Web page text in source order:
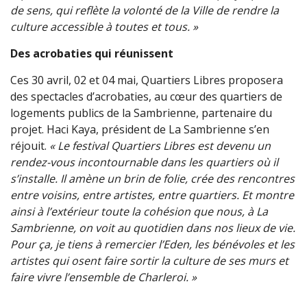
de sens, qui reflète la volonté de la Ville de rendre la
culture accessible à toutes et tous. »
Des acrobaties qui réunissent
Ces 30 avril, 02 et 04 mai, Quartiers Libres proposera
des spectacles d’acrobaties, au cœur des quartiers de
logements publics de la Sambrienne, partenaire du
projet. Haci Kaya, président de La Sambrienne s’en
réjouit. « Le festival Quartiers Libres est devenu un
rendez-vous incontournable dans les quartiers où il
s’installe. Il amène un brin de folie, crée des rencontres
entre voisins, entre artistes, entre quartiers. Et montre
ainsi à l’extérieur toute la cohésion que nous, à La
Sambrienne, on voit au quotidien dans nos lieux de vie.
Pour ça, je tiens à remercier l’Eden, les bénévoles et les
artistes qui osent faire sortir la culture de ses murs et
faire vivre l’ensemble de Charleroi. »